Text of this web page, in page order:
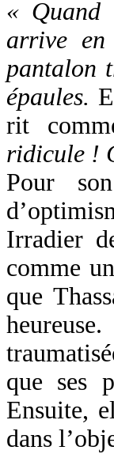
« Quand
arrive
pantalon
épaules.
rit
ridicule !
Pour
Irradier
comme
que
que ses
Ensuite,
dans